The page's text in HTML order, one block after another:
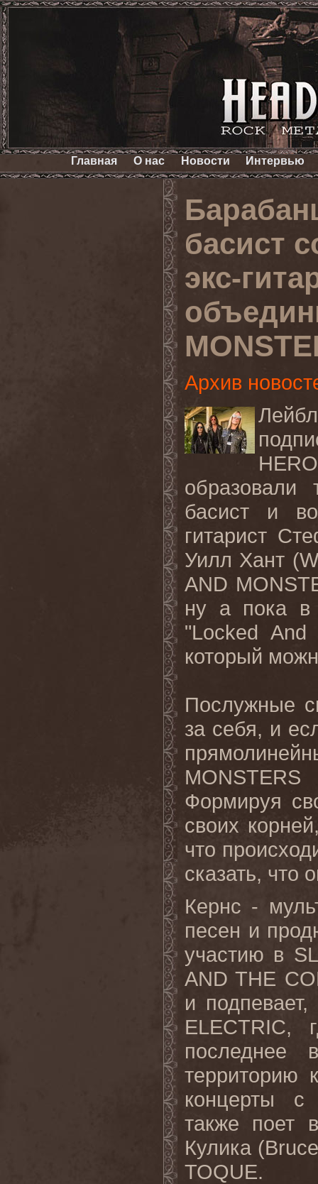
Главная О нас Новости Интервью
басист
экс-
Архив
образовали
басист и
гитарист
Уилл Хант
AND
ну а пока в
"Locked And
который
Послужные
за себя, и
Формируя
своих
что
сказать, что
Кернс -
песен и
участию в
AND THE
и
ELECTRIC,
последнее
территорию
концерты с
также поет
Кулика
TOQUE.